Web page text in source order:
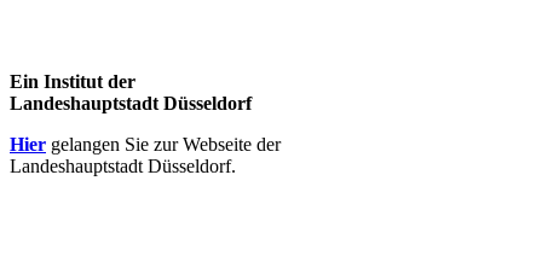
Ein Institut der
Landeshauptstadt Düsseldorf
Hier gelangen Sie zur Webseite der
Landeshauptstadt Düsseldorf.